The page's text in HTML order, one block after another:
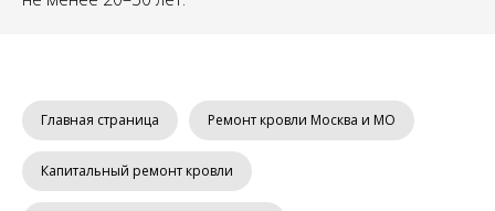
Главная страница Ремонт кровли Москва и МО
Капитальный ремонт кровли